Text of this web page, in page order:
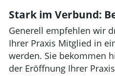
Stark im Verbund:
Generell empfehlen wir
Ihrer Praxis Mitglied in
werden. Sie bekommen
der Eröffnung Ihrer